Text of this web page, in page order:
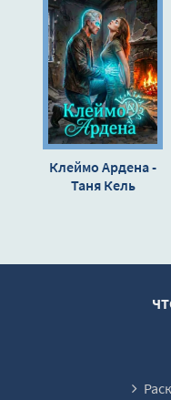
20
Клеймо Ардена -
Таня Кель